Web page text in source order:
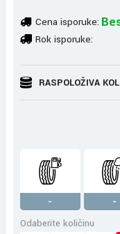
Cena isporuke:
Rok isporuke:
RASPOLOŽIVA
- -
Odaberite količinu